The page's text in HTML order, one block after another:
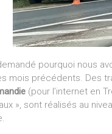
pourquoi nous
mois précédents. Des
(pour l’internet en
», sont réalisés au